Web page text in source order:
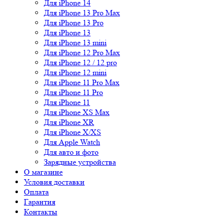
Для iPhone 14
Для iPhone 13 Pro Max
Для iPhone 13 Pro
Для iPhone 13
Для iPhone 13 mini
Для iPhone 12 Pro Max
Для iPhone 12 / 12 pro
Для iPhone 12 mini
Для iPhone 11 Pro Max
Для iPhone 11 Pro
Для iPhone 11
Для iPhone XS Max
Для iPhone XR
Для iPhone X/XS
Для Apple Watch
Для авто и фото
Зарядные устройства
О магазине
Условия доставки
Оплата
Гарантия
Контакты